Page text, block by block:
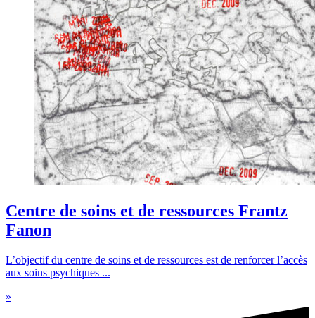
Centre de soins et de ressources Frantz
Fanon
L’objectif du centre de soins et de ressources est de renforcer l’accès
aux soins psychiques ...
»